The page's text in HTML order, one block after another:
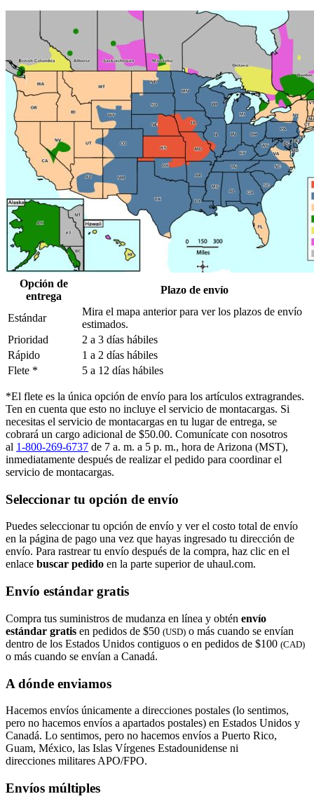
Opción de
entrega
Plazo de envío
Estándar
Mira el mapa anterior para ver los plazos de envío
estimados.
Prioridad
2 a 3 días hábiles
Rápido
1 a 2 días hábiles
Flete *
5 a 12 días hábiles
*El flete es la única opción de envío para los artículos extragrandes.
Ten en cuenta que esto no incluye el servicio de montacargas. Si
necesitas el servicio de montacargas en tu lugar de entrega, se
cobrará un cargo adicional de $50.00. Comunícate con nosotros
al 1-800-269-6737 de 7 a. m. a 5 p. m., hora de Arizona (MST),
inmediatamente después de realizar el pedido para coordinar el
servicio de montacargas.
Seleccionar tu opción de envío
Puedes seleccionar tu opción de envío y ver el costo total de envío
en la página de pago una vez que hayas ingresado tu dirección de
envío. Para rastrear tu envío después de la compra, haz clic en el
enlace buscar pedido​​​​​​​ en la parte superior de uhaul.com.
Envío estándar gratis
Compra tus suministros de mudanza en línea y obtén envío
estándar gratis en pedidos de $50 (USD) o más cuando se envían
dentro de los Estados Unidos contiguos o en pedidos de $100 (CAD)
o más cuando se envían a Canadá.
A dónde enviamos
Hacemos envíos únicamente a direcciones postales (lo sentimos,
pero no hacemos envíos a apartados postales) en Estados Unidos y
Canadá. Lo sentimos, pero no hacemos envíos a Puerto Rico,
Guam, México, las Islas Vírgenes Estadounidense ni
direcciones militares APO/FPO.
Envíos múltiples